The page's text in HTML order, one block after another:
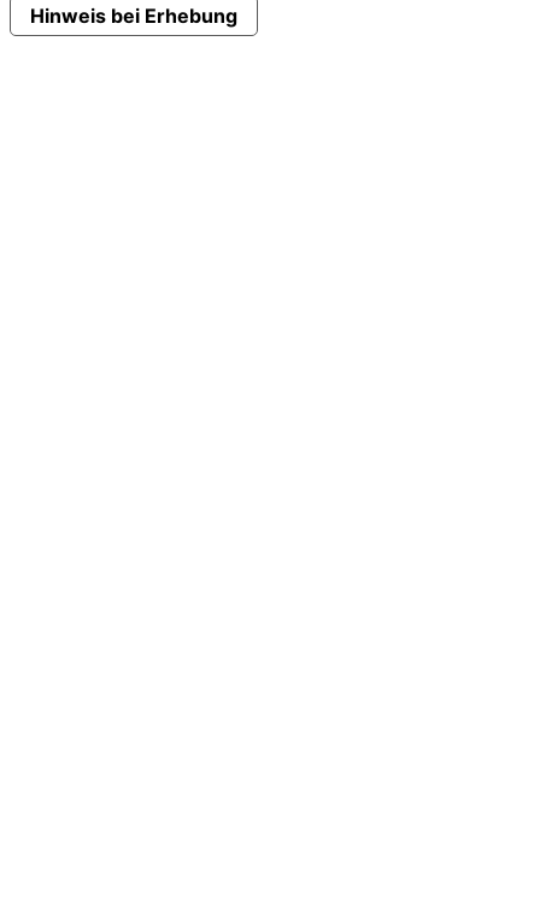
Hinweis bei Erhebung